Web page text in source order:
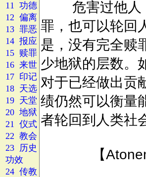
11 功德
12 偏离
13 罪恶
14 报应
15 赎罪
16 来世
17 印记
18 天选
19 天堂
20 地狱
21 仪式
22 教会
23 历史
功效
24 传教